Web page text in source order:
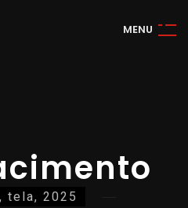
MENU
tela, 2025